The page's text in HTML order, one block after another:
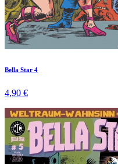
Bella Star 4
4,90 €